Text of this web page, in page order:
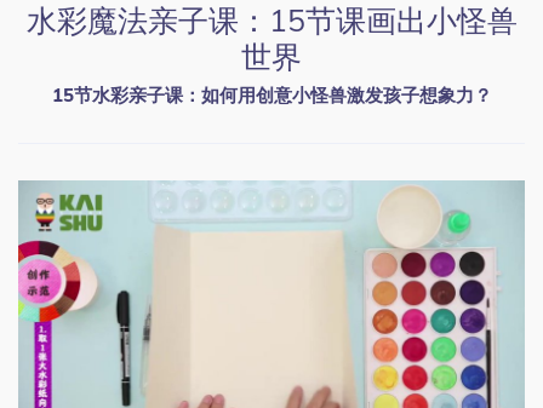
水彩魔法亲子课：15节课画出小怪兽
世界
15节水彩亲子课：如何用创意小怪兽激发孩子想象力？